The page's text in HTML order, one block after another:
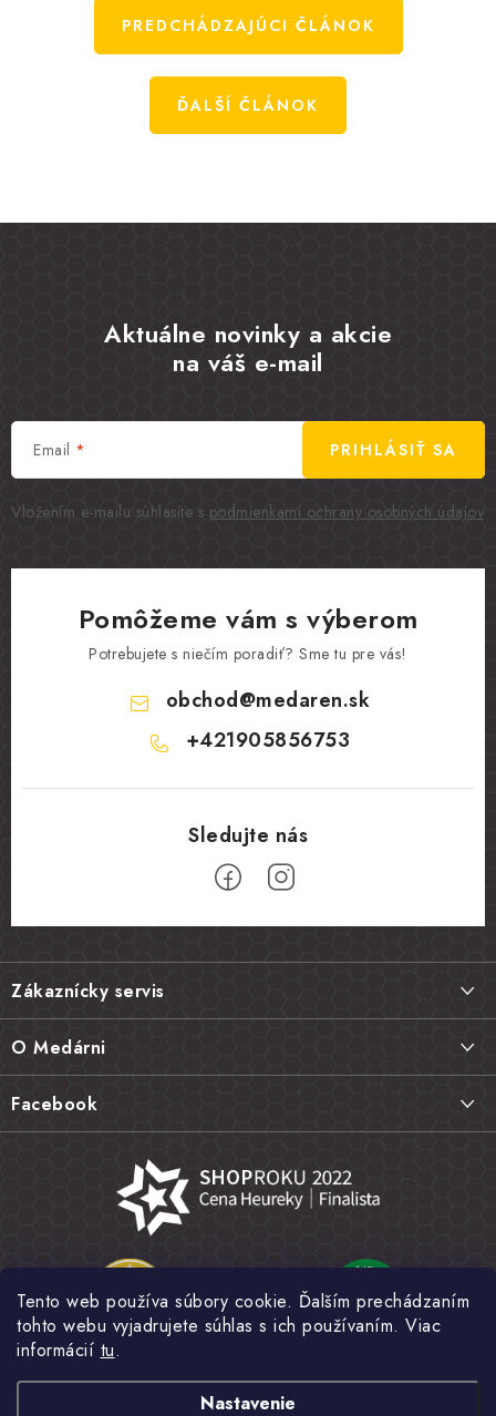
Tento web používa súbory cookie. Ďalším prechádzaním
tohto webu vyjadrujete súhlas s ich používaním. Viac
informácií tu.
Nastavenie
PREDCHÁDZAJÚCI ČLÁNOK
ĎALŠÍ ČLÁNOK
Aktuálne novinky a akcie
na váš e-mail
Email
Vložením e-mailu súhlasíte s podmienkami ochrany osobných údajov
PRIHLÁSIŤ SA
Pomôžeme vám s výberom
Potrebujete s niečím poradiť? Sme tu pre vás!
obchod@medaren.sk
+421905856753
Z
á
p
ä
e
Zákaznícky servis
Vrátenie tovaru, výmena a reklamácie
Najčastejšie otázky FAQ
Hodnotenie obchodu
Obchodné podmienky
Ochrana osobných údajov
O Medárni
Náš príbeh
Kamenná predajňa
Fotogaléria
Novinky
Facebook